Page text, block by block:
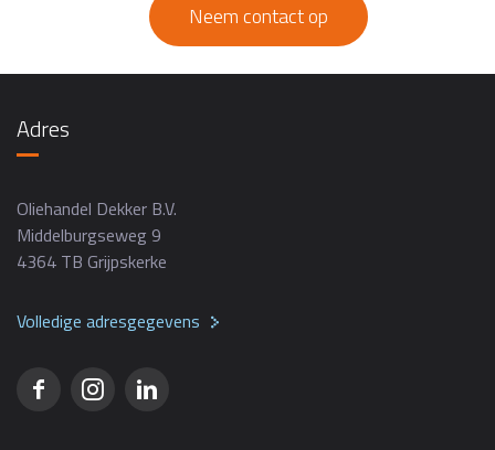
Neem contact op
Adres
Oliehandel Dekker B.V.
Middelburgseweg 9
4364 TB Grijpskerke
Volledige adresgegevens